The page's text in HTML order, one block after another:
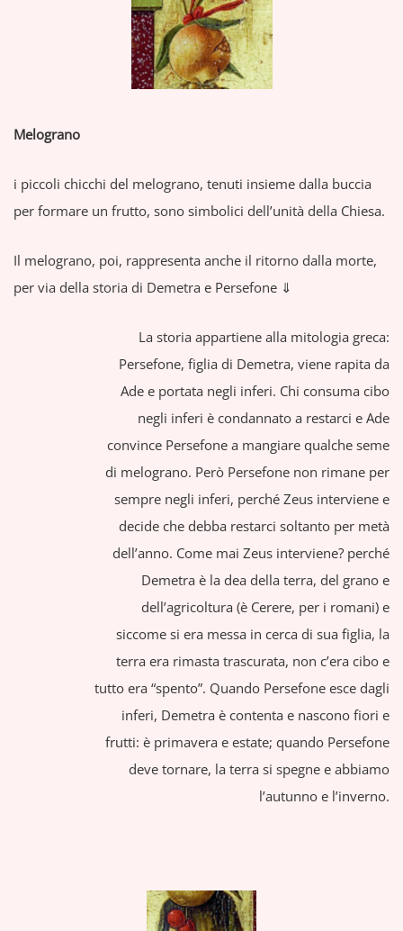
Melograno
i piccoli chicchi del melograno, tenuti insieme dalla buccia
per formare un frutto, sono simbolici dell’unità della Chiesa.
Il melograno, poi, rappresenta anche il ritorno dalla morte,
per via della storia di Demetra e Persefone ⇓
La storia appartiene alla mitologia greca:
Persefone, figlia di Demetra, viene rapita da
Ade e portata negli inferi. Chi consuma cibo
negli inferi è condannato a restarci e Ade
convince Persefone a mangiare qualche seme
di melograno. Però Persefone non rimane per
sempre negli inferi, perché Zeus interviene e
decide che debba restarci soltanto per metà
dell’anno. Come mai Zeus interviene? perché
Demetra è la dea della terra, del grano e
dell’agricoltura (è Cerere, per i romani) e
siccome si era messa in cerca di sua figlia, la
terra era rimasta trascurata, non c’era cibo e
tutto era “spento”. Quando Persefone esce dagli
inferi, Demetra è contenta e nascono fiori e
frutti: è primavera e estate; quando Persefone
deve tornare, la terra si spegne e abbiamo
l’autunno e l’inverno.